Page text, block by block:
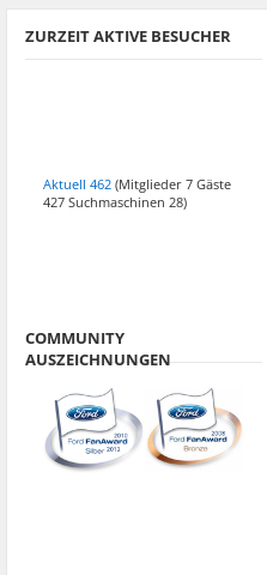
ZURZEIT AKTIVE BESUCHER
Aktuell 462 (Mitglieder 7 Gäste
427 Suchmaschinen 28)
COMMUNITY
AUSZEICHNUNGEN